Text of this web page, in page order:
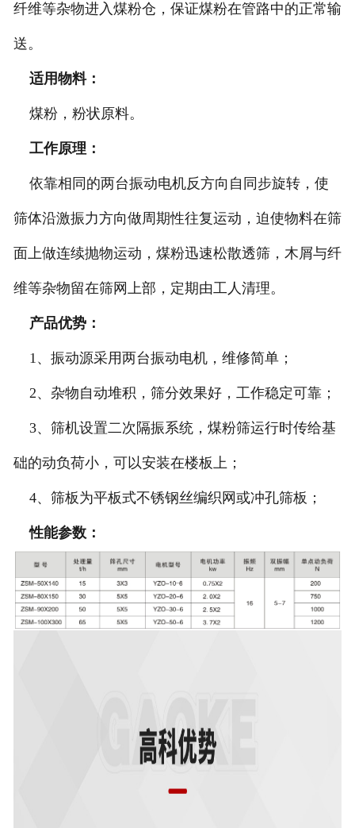
纤维等杂物进入煤粉仓，保证煤粉在管路中的正常输
送。
适用物料：
煤粉，粉状原料。
工作原理：
依靠相同的两台振动电机反方向自同步旋转，使
筛体沿激振力方向做周期性往复运动，迫使物料在筛
面上做连续抛物运动，煤粉迅速松散透筛，木屑与纤
维等杂物留在筛网上部，定期由工人清理。
产品优势：
1、振动源采用两台振动电机，维修简单；
2、杂物自动堆积，筛分效果好，工作稳定可靠；
3、筛机设置二次隔振系统，煤粉筛运行时传给基
础的动负荷小，可以安装在楼板上；
4、筛板为平板式不锈钢丝编织网或冲孔筛板；
性能参数：